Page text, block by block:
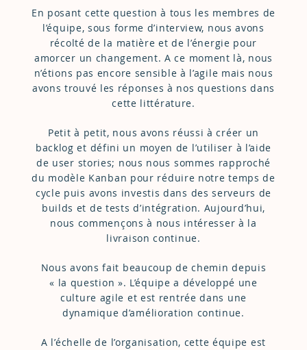
En posant cette question à tous les membres de
l’équipe, sous forme d’interview, nous avons
récolté de la matière et de l’énergie pour
amorcer un changement. A ce moment là, nous
n’étions pas encore sensible à l’agile mais nous
avons trouvé les réponses à nos questions dans
cette littérature.
Petit à petit, nous avons réussi à créer un
backlog et défini un moyen de l’utiliser à l’aide
de user stories; nous nous sommes rapproché
du modèle Kanban pour réduire notre temps de
cycle puis avons investis dans des serveurs de
builds et de tests d’intégration. Aujourd’hui,
nous commençons à nous intéresser à la
livraison continue.
Nous avons fait beaucoup de chemin depuis
« la question ». L’équipe a développé une
culture agile et est rentrée dans une
dynamique d’amélioration continue.
A l’échelle de l’organisation, cette équipe est